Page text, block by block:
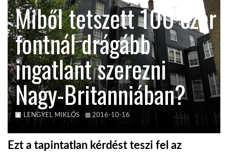
KÖZEL-KELET
AUSZTRÁLIA
A VILÁG ITTHON
MÉDIA
Miből tetszett 100 ezer
fontnál drágább
ingatlant szerezni
Nagy-Britanniában?
LENGYEL MIKLÓS 2016-10-16
Ezt a tapintatlan kérdést teszi fel az